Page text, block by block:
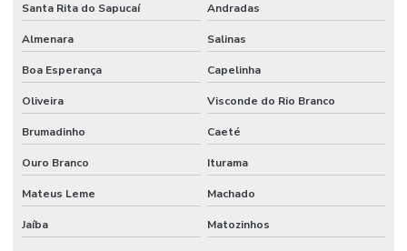
Santa Rita do Sapucaí Andradas
Almenara Salinas
Boa Esperança Capelinha
Oliveira Visconde do Rio Branco
Brumadinho Caeté
Ouro Branco Iturama
Mateus Leme Machado
Jaíba Matozinhos